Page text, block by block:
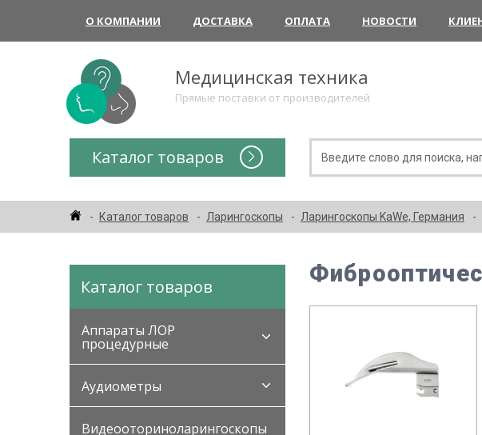
О КОМПАНИИ ДОСТАВКА ОПЛАТА НОВОСТИ
Медицинская техника
Прямые поставки от производителей
Каталог товаров
Каталог товаров Ларингоскопы Ларингоскопы KaWe, Германия
Каталог товаров
Аппараты ЛОР
процедурные
Аудиометры
Видеооториноларингоскопы